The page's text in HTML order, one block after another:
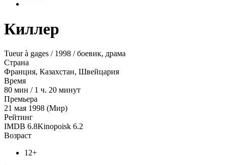
Киллер
Tueur à gages / 1998 / боевик, драма
Страна
Франция, Казахстан, Швейцария
Время
80 мин / 1 ч. 20 минут
Премьера
21 мая 1998 (Мир)
Рейтинг
IMDB 6.8Kinopoisk 6.2
Возраст
12+